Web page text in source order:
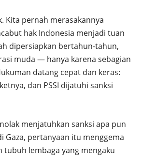
Kita pernah merasakannya
hak Indonesia menjadi tuan
dipersiapkan bertahun-tahun,
muda — hanya karena sebagian
datang cepat dan keras:
dan PSSI dijatuhi sanksi
menjatuhkan sanksi apa pun
pertanyaan itu menggema
tubuh lembaga yang mengaku